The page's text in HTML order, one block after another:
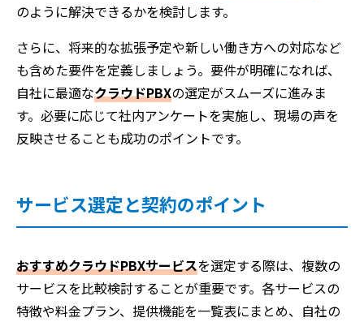
のように解決できるかを検討します。
さらに、将来的な拡張予定や新しい働き方への対応など
も含めた要件を定義しましょう。要件が明確になれば、
自社に最適なクラウドPBXの選定がスムーズに進みま
す。必要に応じて社内アンケートを実施し、現場の声を
反映させることも成功のポイントです。
サービス選定と契約のポイント
おすすめクラウドPBXサービスを選定する際は、複数の
サービスを比較検討することが重要です。各サービスの
特徴や料金プラン、提供機能を一覧表にまとめ、自社の